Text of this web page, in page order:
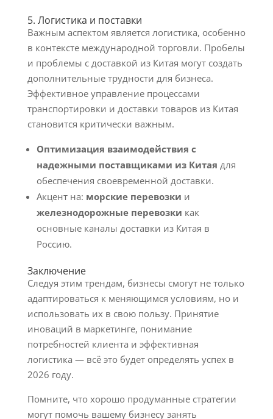
5. Логистика и поставки
Важным аспектом является логистика, особенно
в контексте международной торговли. Пробелы
и проблемы с доставкой из Китая могут создать
дополнительные трудности для бизнеса.
Эффективное управление процессами
транспортировки и доставки товаров из Китая
становится критически важным.
Оптимизация взаимодействия с
надежными поставщиками из Китая для
обеспечения своевременной доставки.
Акцент на: морские перевозки и
железнодорожные перевозки как
основные каналы доставки из Китая в
Россию.
Заключение
Следуя этим трендам, бизнесы смогут не только
адаптироваться к меняющимся условиям, но и
использовать их в свою пользу. Принятие
иноваций в маркетинге, понимание
потребностей клиента и эффективная
логистика — всё это будет определять успех в
2026 году.
Помните, что хорошо продуманные стратегии
могут помочь вашему бизнесу занять